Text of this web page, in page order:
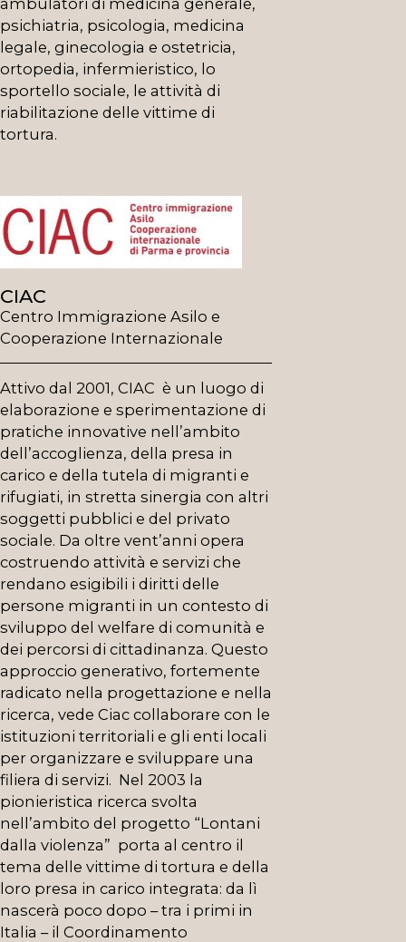
psichiatria, psicologia, medicina
legale, ginecologia e ostetricia,
ortopedia, infermieristico, lo
sportello sociale, le attività di
riabilitazione delle vittime di
tortura.
CIAC
Centro Immigrazione Asilo e
Cooperazione Internazionale
Attivo dal 2001, CIAC è un luogo di
elaborazione e sperimentazione di
pratiche innovative nell’ambito
dell’accoglienza, della presa in
carico e della tutela di migranti e
rifugiati, in stretta sinergia con altri
soggetti pubblici e del privato
sociale. Da oltre vent’anni opera
costruendo attività e servizi che
rendano esigibili i diritti delle
persone migranti in un contesto di
sviluppo del welfare di comunità e
dei percorsi di cittadinanza. Questo
approccio generativo, fortemente
radicato nella progettazione e nella
ricerca, vede Ciac collaborare con le
istituzioni territoriali e gli enti locali
per organizzare e sviluppare una
filiera di servizi. Nel 2003 la
pionieristica ricerca svolta
nell’ambito del progetto “Lontani
dalla violenza” porta al centro il
tema delle vittime di tortura e della
loro presa in carico integrata: da lì
nascerà poco dopo – tra i primi in
Italia – il Coordinamento